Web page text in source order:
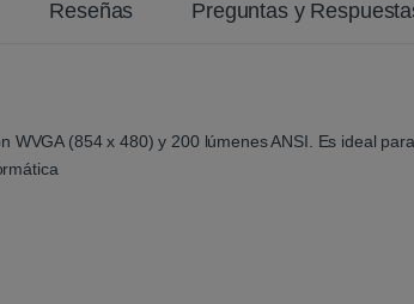
Reseñas Preguntas y
WVGA (854 x 480) y 200 lúmenes ANSI. Es ideal